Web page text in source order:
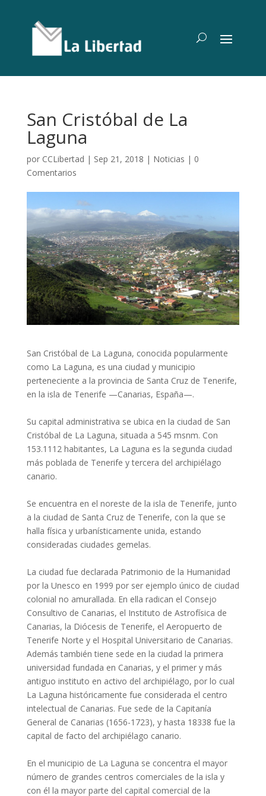
San Cristóbal de La
Laguna
por CCLibertad | Sep 21, 2018 | Noticias | 0
Comentarios
San Cristóbal de La Laguna, conocida popularmente
como La Laguna, es una ciudad y municipio
perteneciente a la provincia de Santa Cruz de Tenerife,
en la isla de Tenerife —Canarias, España—.
Su capital administrativa se ubica en la ciudad de San
Cristóbal de La Laguna, situada a 545 msnm. Con
153.1112​ habitantes, La Laguna es la segunda ciudad
más poblada de Tenerife y tercera del archipiélago
canario.
Se encuentra en el noreste de la isla de Tenerife, junto
a la ciudad de Santa Cruz de Tenerife, con la que se
halla física y urbanísticamente unida, estando
consideradas ciudades gemelas.
La ciudad fue declarada Patrimonio de la Humanidad
por la Unesco en 1999 por ser ejemplo único de ciudad
colonial no amurallada. En ella radican el Consejo
Consultivo de Canarias, el Instituto de Astrofísica de
Canarias, la Diócesis de Tenerife, el Aeropuerto de
Tenerife Norte y el Hospital Universitario de Canarias.
Además también tiene sede en la ciudad la primera
universidad fundada en Canarias, y el primer y más
antiguo instituto en activo del archipiélago,​ por lo cual
La Laguna históricamente fue considerada el centro
intelectual de Canarias.​ Fue sede de la Capitanía
General de Canarias (1656-1723),​ y hasta 18338​ fue la
capital de facto del archipiélago canario.
En el municipio de La Laguna se concentra el mayor
número de grandes centros comerciales de la isla y
con él la mayor parte del capital comercial de la